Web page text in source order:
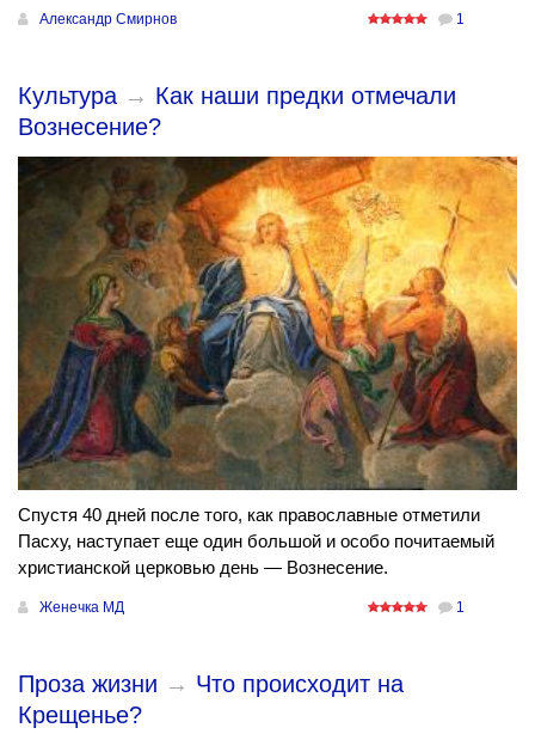
Александр Смирнов 1
Культура → Как наши предки отмечали
Вознесение?
Спустя 40 дней после того, как православные отметили
Пасху, наступает еще один большой и особо почитаемый
христианской церковью день — Вознесение.
Женечка МД 1
Проза жизни → Что происходит на
Крещенье?